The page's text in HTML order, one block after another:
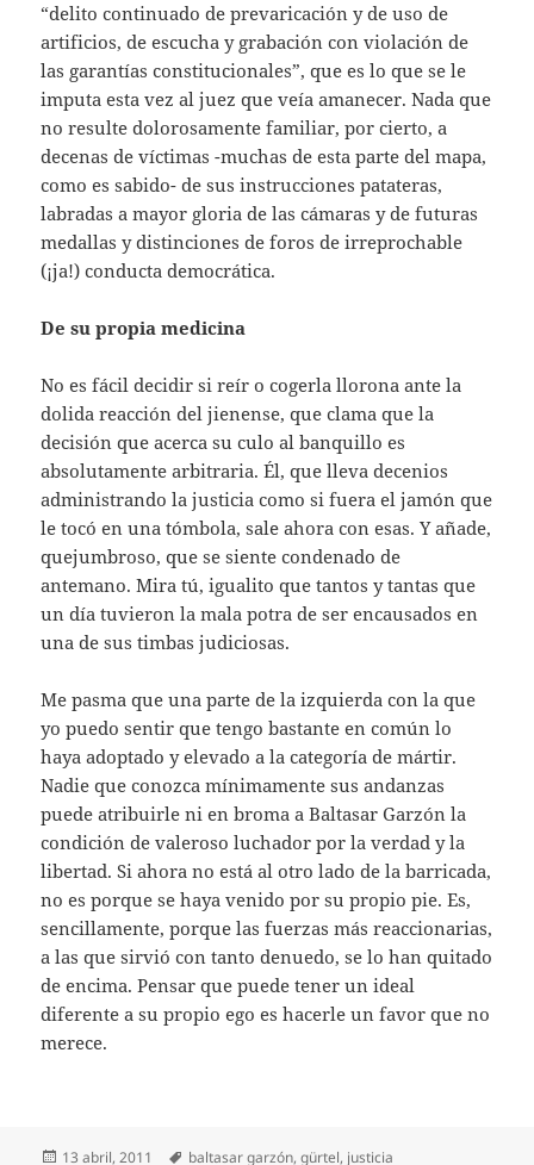
“delito continuado de prevaricación y de uso de
artificios, de escucha y grabación con violación de
las garantías constitucionales”, que es lo que se le
imputa esta vez al juez que veía amanecer. Nada que
no resulte dolorosamente familiar, por cierto, a
decenas de víctimas -muchas de esta parte del mapa,
como es sabido- de sus instrucciones patateras,
labradas a mayor gloria de las cámaras y de futuras
medallas y distinciones de foros de irreprochable
(¡ja!) conducta democrática.
De su propia medicina
No es fácil decidir si reír o cogerla llorona ante la
dolida reacción del jienense, que clama que la
decisión que acerca su culo al banquillo es
absolutamente arbitraria. Él, que lleva decenios
administrando la justicia como si fuera el jamón que
le tocó en una tómbola, sale ahora con esas. Y añade,
quejumbroso, que se siente condenado de
antemano. Mira tú, igualito que tantos y tantas que
un día tuvieron la mala potra de ser encausados en
una de sus timbas judiciosas.
Me pasma que una parte de la izquierda con la que
yo puedo sentir que tengo bastante en común lo
haya adoptado y elevado a la categoría de mártir.
Nadie que conozca mínimamente sus andanzas
puede atribuirle ni en broma a Baltasar Garzón la
condición de valeroso luchador por la verdad y la
libertad. Si ahora no está al otro lado de la barricada,
no es porque se haya venido por su propio pie. Es,
sencillamente, porque las fuerzas más reaccionarias,
a las que sirvió con tanto denuedo, se lo han quitado
de encima. Pensar que puede tener un ideal
diferente a su propio ego es hacerle un favor que no
merece.
Publicado
13 abril, 2011 Etiquetas
baltasar garzón,gürtel, justicia